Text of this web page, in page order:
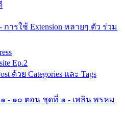
การใช้ Extension หลายๆ ตัว ร่วม
Ep.2
ด้วย Categories และ Tags
- ๑๐ ตอน ชุดที่ ๑ - เพลิน พรหม